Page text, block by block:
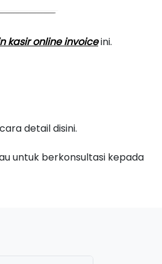
kasir online invoiceini.
detail disini.
untuk berkonsultasi kepada